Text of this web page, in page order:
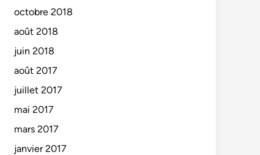
octobre 2018
août 2018
juin 2018
août 2017
juillet 2017
mai 2017
mars 2017
janvier 2017